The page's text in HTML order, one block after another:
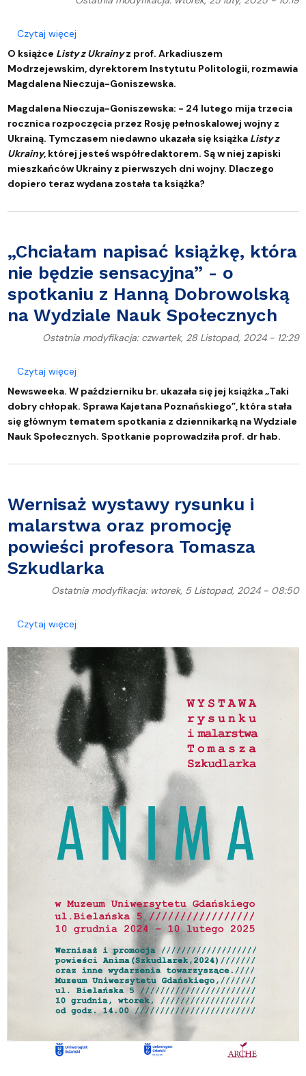
Czytaj więcejo Świadectwo początku wojny - rozmowa z prof.
O książce Listy z Ukrainyz prof. Arkadiuszem
Modrzejewskim, dyrektorem Instytutu Politologii, rozmawia
Magdalena Nieczuja-Goniszewska.
Magdalena Nieczuja-Goniszewska: - 24 lutego mija trzecia
rocznica rozpoczęcia przez Rosję pełnoskalowej wojny z
Ukrainą. Tymczasem niedawno ukazała się książka Listy z
Ukrainy, której jesteś współredaktorem. Są w niej zapiski
mieszkańców Ukrainy z pierwszych dni wojny. Dlaczego
dopiero teraz wydana została ta książka?
„Chciałam napisać książkę, która
nie będzie sensacyjna” - o
spotkaniu z Hanną Dobrowolską
na Wydziale Nauk Społecznych
Ostatnia modyfikacja: czwartek, 28 Listopad, 2024 - 12:29
Czytaj więcejo „Chciałam napisać książkę, która nie będzie
Newsweeka. W październiku br. ukazała się jej książka „Taki
dobry chłopak. Sprawa Kajetana Poznańskiego”, która stała
się głównym tematem spotkania z dziennikarką na Wydziale
Nauk Społecznych. Spotkanie poprowadziła prof. dr hab.
Wernisaż wystawy rysunku i
malarstwa oraz promocję
powieści profesora Tomasza
Szkudlarka
Ostatnia modyfikacja: wtorek, 5 Listopad, 2024 - 08:50
Czytaj więcejo Wernisaż wystawy rysunku i malarstwa oraz